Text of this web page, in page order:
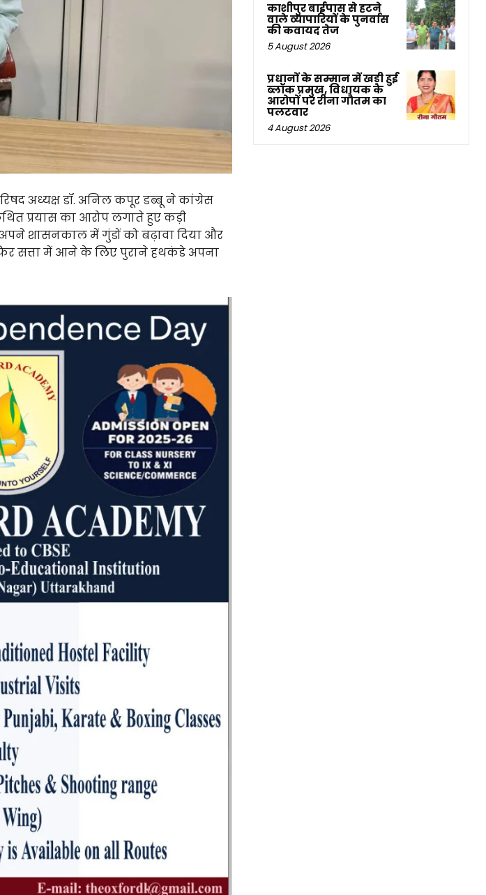
अध्यक्ष डॉ. अनिल कपूर डब्बू ने कांग्रेस
प्रयास का आरोप लगाते हुए कड़ी
शासनकाल में गुंडों को बढ़ावा दिया और
सत्ता में आने के लिए पुराने हथकंडे अपना
काशीपुर बाईपास से हटने
वाले व्यापारियों के पुनर्वास
की कवायद तेज
5 August 2026
प्रधानों के सम्मान में खड़ी हुई
ब्लॉक प्रमुख, विधायक के
आरोपों पर रीना गौतम का
पलटवार
4 August 2026